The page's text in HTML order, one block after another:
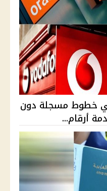
خطوط مسجلة دون
أرقام...